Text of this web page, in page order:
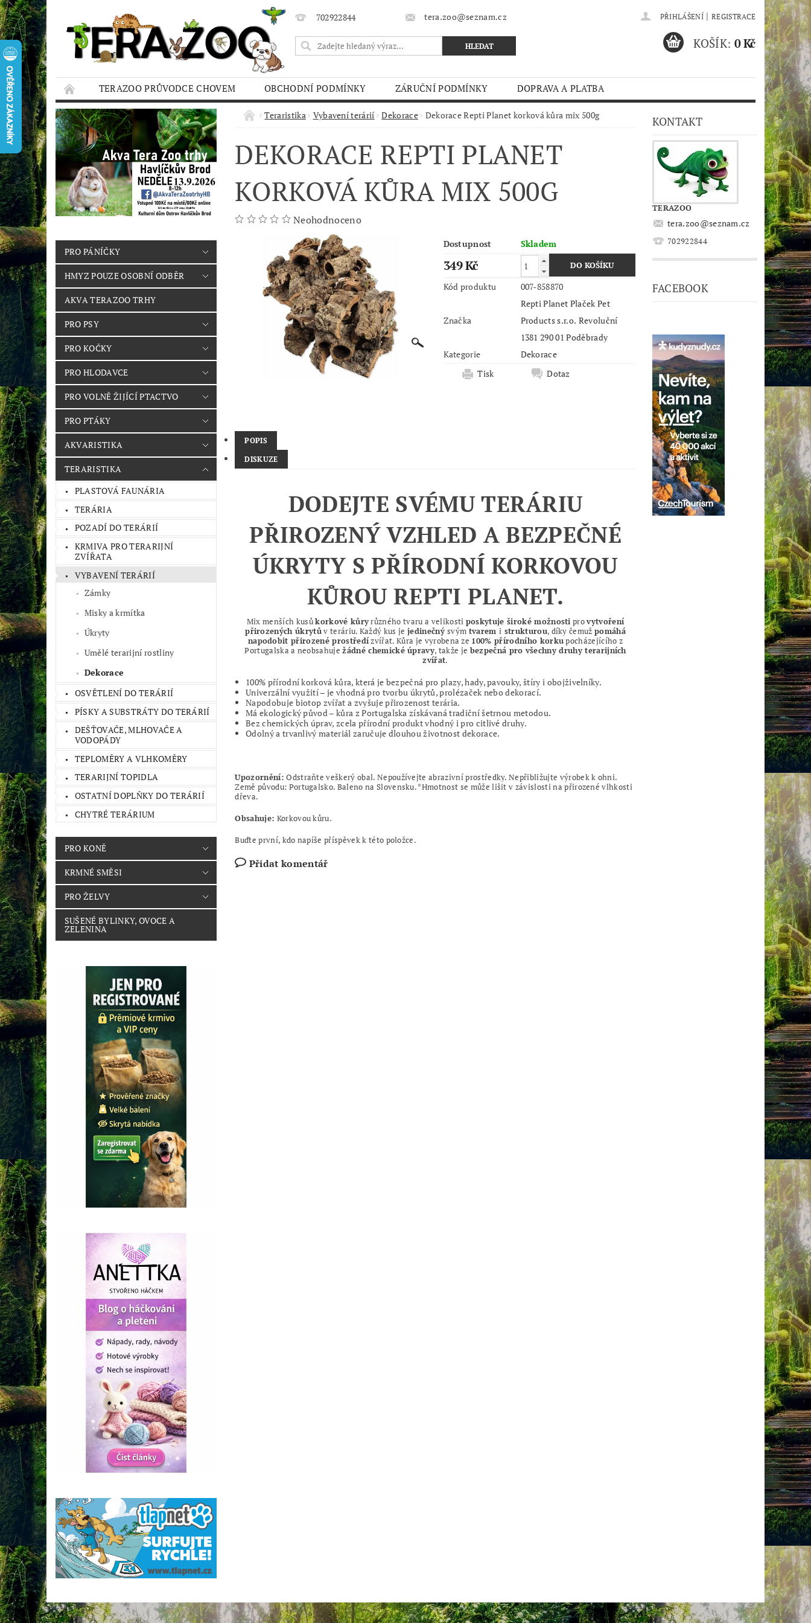
702922844 tera.zoo@seznam.cz PŘIHLÁŠENÍ | REGISTRACE
KOŠÍK: 0 Kč
TERAZOO PRŮVODCE CHOVEM OBCHODNÍ PODMÍNKY ZÁRUČNÍ PODMÍNKY
DOPRAVA A PLATBA
HODNOCENÍ OBCHODU
AQUA TERAZOO TRHY
PRO PÁNÍČKY
HMYZ POUZE OSOBNÍ ODBĚR
AKVA TERAZOO TRHY
PRO PSY
PRO KOČKY
PRO HLODAVCE
PRO VOLNĚ ŽIJÍCÍ PTACTVO
PRO PTÁKY
AKVARISTIKA
TERARISTIKA
PLASTOVÁ FAUNÁRIA
TERÁRIA
POZADÍ DO TERÁRIÍ
KRMIVA PRO TERARIJNÍ
ZVÍŘATA
VYBAVENÍ TERÁRIÍ
Zámky
Misky a krmítka
Úkryty
Umělé terarijní rostliny
Dekorace
OSVĚTLENÍ DO TERÁRIÍ
PÍSKY A SUBSTRÁTY DO TERÁRIÍ
DEŠŤOVAČE, MLHOVAČE A
VODOPÁDY
TEPLOMĚRY A VLHKOMĚRY
TERARIJNÍ TOPIDLA
OSTATNÍ DOPLŇKY DO TERÁRIÍ
CHYTRÉ TERÁRIUM
PRO KONĚ
KRMNÉ SMĚSI
PRO ŽELVY
SUŠENÉ BYLINKY, OVOCE A
ZELENINA
Teraristika Vybavení terárií Dekorace Dekorace Repti Planet korková kůra mix 500g
DEKORACE REPTI PLANET
KORKOVÁ KŮRA MIX 500G
Neohodnoceno
Dostupnost Skladem
349 Kč
Kód produktu 007-858870
Značka
Repti Planet Plaček Pet
Products s.r.o. Revoluční
1381 290 01 Poděbrady
Kategorie
Dekorace
Tisk
Dotaz
POPIS
DISKUZE
DODEJTE SVÉMU TERÁRIU
PŘIROZENÝ VZHLED A BEZPEČNÉ
ÚKRYTY S PŘÍRODNÍ KORKOVOU
KŮROU REPTI PLANET.
Mix menších kusůkorkové kůryrůzného tvaru a velikosti poskytuje široké možnosti provytvoření
přirozených úkrytův teráriu. Každý kus je jedinečnýsvým tvaremi strukturou, díky čemužpomáhá
napodobit přirozené prostředízvířat. Kůra je vyrobena ze 100% přírodního korkupocházejícího z
Portugalska a neobsahuježádné chemické úpravy, takže je bezpečná pro všechny druhy terarijních
zvířat.
100% přírodní korková kůra, která je bezpečná pro plazy, hady, pavouky, štíry i obojživelníky.
Univerzální využití – je vhodná pro tvorbu úkrytů, prolézaček nebo dekorací.
Napodobuje biotop zvířat a zvyšuje přirozenost terária.
Má ekologický původ – kůra z Portugalska získávaná tradiční šetrnou metodou.
Bez chemických úprav, zcela přírodní produkt vhodný i pro citlivé druhy.
Odolný a trvanlivý materiál zaručuje dlouhou životnost dekorace.
Upozornění:Odstraňte veškerý obal. Nepoužívejte abrazivní prostředky. Nepřibližujte výrobek k ohni.
Země původu: Portugalsko. Baleno na Slovensku. *Hmotnost se může lišit v závislosti na přirozené vlhkosti
dřeva.
Obsahuje: Korkovou kůru.
Buďte první, kdo napíše příspěvek k této položce.
Přidat komentář
KONTAKT
TERAZOO
tera.zoo@seznam.cz
702922844
FACEBOOK